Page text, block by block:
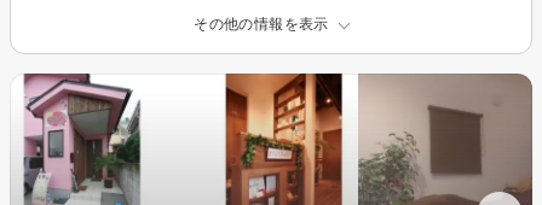
その他の情報を表示